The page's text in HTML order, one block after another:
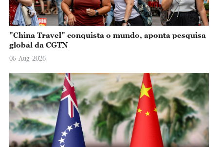
"China Travel" conquista o mundo, aponta pesquisa
global da CGTN
05-Aug-2026